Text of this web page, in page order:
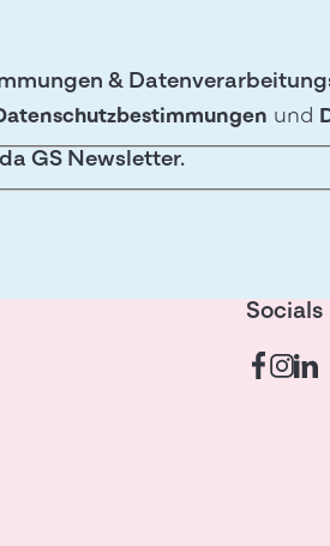
&
und
GS Newsletter.
Socials